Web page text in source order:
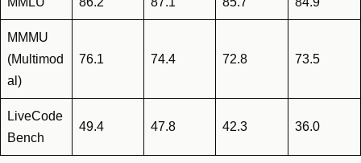
MMMU
(Multimod
al)
76.1 74.4 72.8 73.5
LiveCode
Bench
49.4 47.8 42.3 36.0